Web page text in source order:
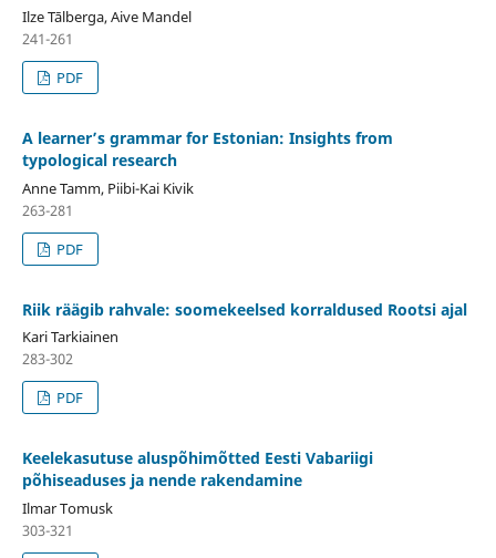
Ilze Tālberga, Aive Mandel
241-261
PDF
A learner’s grammar for Estonian: Insights from
typological research
Anne Tamm, Piibi-Kai Kivik
263-281
PDF
Riik räägib rahvale: soomekeelsed korraldused Rootsi ajal
Kari Tarkiainen
283-302
PDF
Keelekasutuse aluspõhimõtted Eesti Vabariigi
põhiseaduses ja nende rakendamine
Ilmar Tomusk
303-321